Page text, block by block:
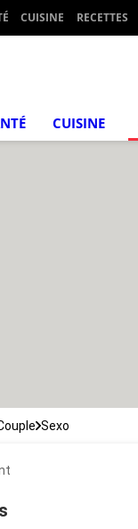
CUISINE RECETTES
CUISINE
Sexo